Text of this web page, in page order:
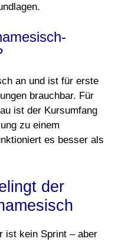
an und ist für erste
brauchbar. Für
ist der Kursumfang
zu einem
es besser als
der
ist kein Sprint – aber